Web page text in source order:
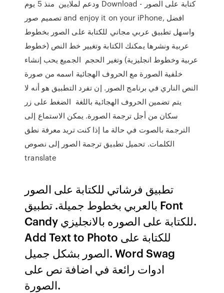
ودعم لملايين منذ 5 يوم Download كتابة على الصور -
تصميم صور and enjoy it on your iPhone, افضل
واسهل تطبيق عربي مجاني للكتابة على الصور بخطوط
عربية ونشرها يمكنك الكتابة وتغيير خط النص (خطوط
عربية وخطوط انجليزية) وتغير الحجم الجميع يحب إنشاء
خلفية الصورة مع الحروف الهجائية اسمه من صورة
النص الناري في برنامج الصور. إن تفرد التطبيق هو أنه لا
يتم تضمين الحروف الهجائية باللغة الضغط على زر
سكان من أجل ترجمة الصورة. يمكن الاستماع إلى
الترجمة بالصوت في حالة ما إذا كنت تريد معرفة نطق
الكلمات. تحميل تطبيق ترجمة الصور إلى نصوص
translate
تطبيق فرشاتي للكتابة على الصور
بالعربي بخطوط جميلة. تطبيق Font
Candy للكتابة على الصوره بالانجليزي.
Add Text to Photo للكتابة على
الصور بشكل جميل. Word Swag
ادوات رائعة في اضافة نص على
الصورة.